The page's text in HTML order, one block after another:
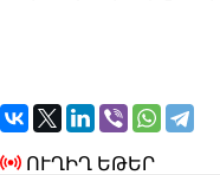
ՈՒՂԻՂ ԵԹԵՐ